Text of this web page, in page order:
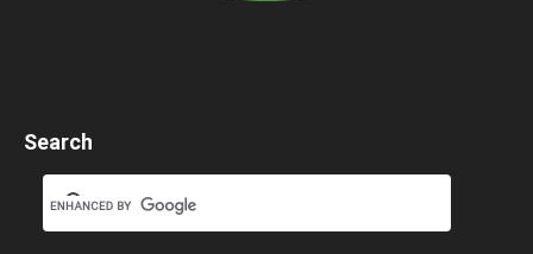
Search